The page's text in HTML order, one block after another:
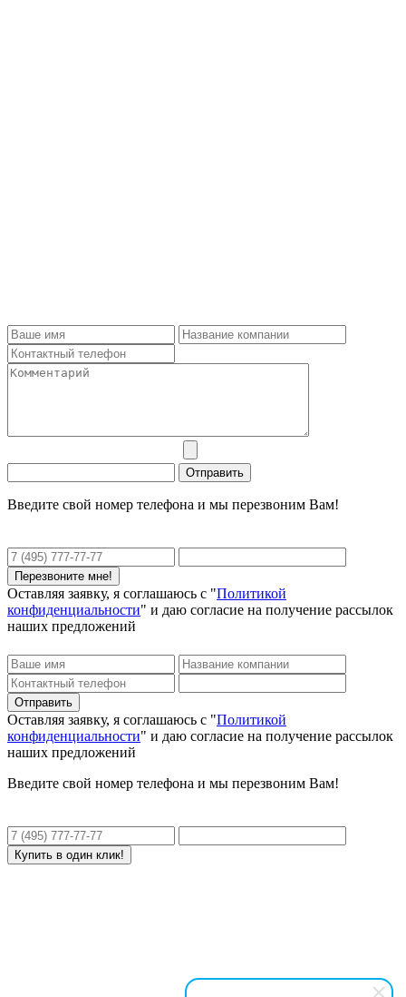
Введите свой номер телефона и мы перезвоним Вам!
Оставляя заявку, я соглашаюсь с "Политикой
конфиденциальности" и даю согласие на получение рассылок
наших предложений
Оставляя заявку, я соглашаюсь с "Политикой
конфиденциальности" и даю согласие на получение рассылок
наших предложений
Введите свой номер телефона и мы перезвоним Вам!